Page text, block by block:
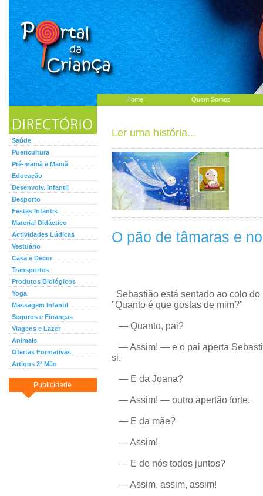
Home Quem Somos
Saúde
Puericultura
Pré-mamã e Mamã
Educação
Desenvolv. Infantil
Desporto
Festas Infantis
Material Didáctico
Actividades Lúdicas
Vestuário
Casa e Decor
Transportes
Produtos Biológicos
Yoga
Massagem Infantil
Seguros e Finanças
Viagens e Lazer
Animais
Ofertas Formativas
Artigos 2ª Mão
Publicidade
Ler uma história...
O pão de tâmaras e
Sebastião está sentado ao colo
"Quanto é que gostas de mim?"
— Quanto, pai?
— Assim! — e o pai aperta
si.
— E da Joana?
— Assim! — outro apertão forte.
— E da mãe?
— Assim!
— E de nós todos juntos?
— Assim, assim, assim!